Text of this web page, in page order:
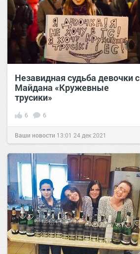
Незавидная судьба девочки с
Майдана «Кружевные
трусики»
6 6
Ваши новости 13:01 24 дек 2021